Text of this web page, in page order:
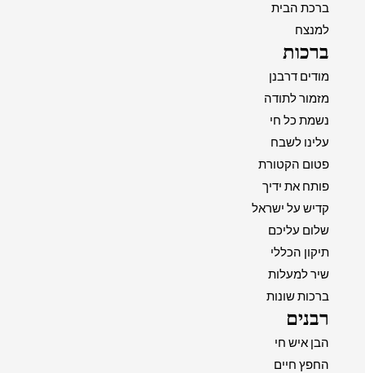
ברכת הבית
למנצח
ברכות
מודים דרבנן
מזמור לתודה
נשמת כל חי
עלינו לשבח
פטום הקטורת
פותח את ידיך
קדיש על ישראל
שלום עליכם
תיקון הכללי
שיר למעלות
ברכות שונות
רבנים
הבן איש חי
החפץ חיים